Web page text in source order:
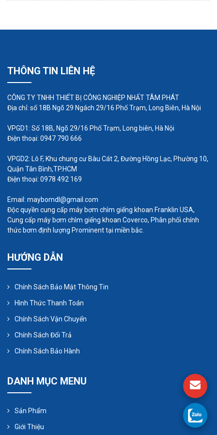
lỏng ra ngoài.
Áp suất và lưu lượng ổn định:
đến mức áp suất và lưu lượng mong muốn, hệ
thống sẽ duy trì sự ổn định này trong quá trình
ngoài thông qua một ống xả hoặc cổng ra.
Quá trình này lặp lại liên tục khi
bơm trục vít hoạt động, tạo ra một luồng liên tục
của chất lỏng từ điểm đầu vào đến điểm đầu ra.
THÔNG TIN LIÊN HỆ
CÔNG TY TNHH THIẾT BỊ CÔNG NGHIỆP NHẤT TÂM PHÁT
Địa chỉ: số 18B Ngõ 29 Ngách 29/16 Phố Trạm, Long Biên, Hà Nội
VPGD1: Số 18B, Ngõ 29/16 Phố Trạm, Long biên, Hà Nội
Điện thoại: 0947 790 666
VPGD2: Lô F, Khu chung cư Bàu Cát 2, Đường Hồng Lạc, Phường 10,
Quận Tân Bình,TP.HCM
Điện thoại: 0978 492 169
Email: maybomdl@gmail.com
Độc quyền cung cấp máy bơm chìm giếng khoan Franklin USA,
Cung cấp máy bơm chìm giếng khoan Coverco, Phân phối chính
thức bơm định lượng Prominent tại miền bắc.
HƯỚNG DẪN
Chính Sách Bảo Mật Thông Tin
Hình Thức Thanh Toán
Chính Sách Vận Chuyển
Chính Sách Đổi Trả
Chính Sách Bảo Hành
DANH MỤC MENU
Sản Phẩm
Giới Thiệu